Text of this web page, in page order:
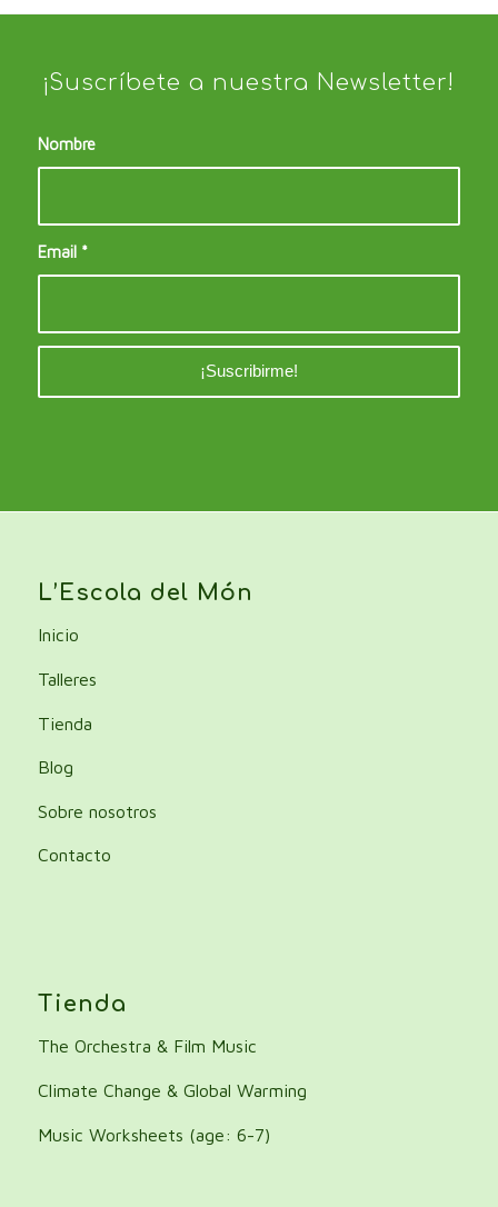
¡Suscríbete a nuestra Newsletter!
Nombre
Email *
L’Escola del Món
Inicio
Talleres
Tienda
Blog
Sobre nosotros
Contacto
Tienda
The Orchestra & Film Music
Climate Change & Global Warming
Music Worksheets (age: 6-7)